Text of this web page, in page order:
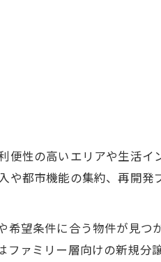
便性の高いエリアや生活イ
や都市機能の集約、再開発
希望条件に合う物件が見つ
ファミリー層向けの新規分